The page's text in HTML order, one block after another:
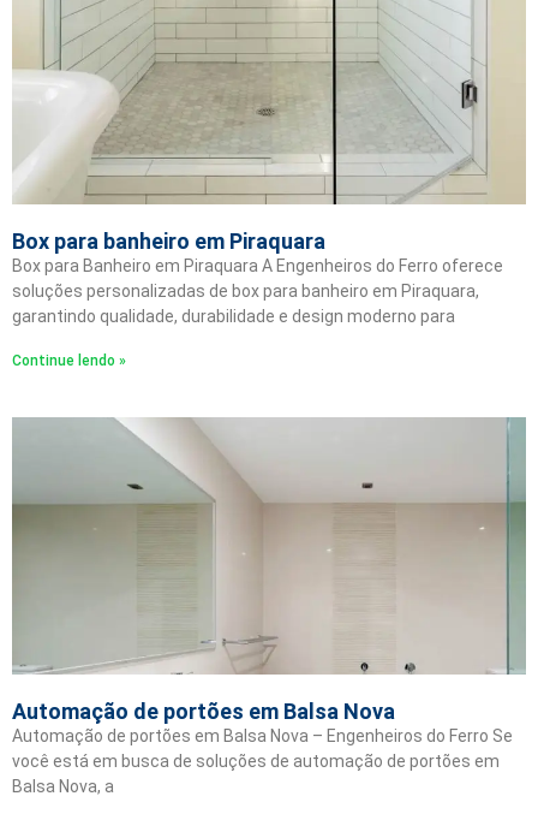
Box para banheiro em Piraquara
Box para Banheiro em Piraquara A Engenheiros do Ferro oferece
soluções personalizadas de box para banheiro em Piraquara,
garantindo qualidade, durabilidade e design moderno para
Continue lendo »
Automação de portões em Balsa Nova
Automação de portões em Balsa Nova – Engenheiros do Ferro Se
você está em busca de soluções de automação de portões em
Balsa Nova, a